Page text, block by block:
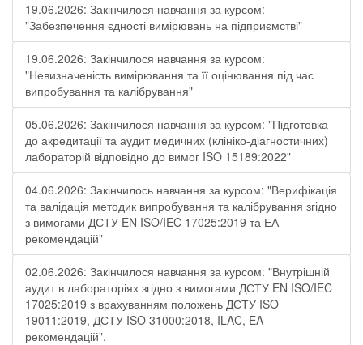
19.06.2026: Закінчилося навчання за курсом:
"Забезпечення єдності вимірювань на підприємстві"
19.06.2026: Закінчилося навчання за курсом:
"Невизначеність вимірювання та її оцінювання під час
випробування та калібрування"
05.06.2026: Закінчилося навчання за курсом: "Підготовка
до акредитації та аудит медичних (клініко-діагностичних)
лабораторій відповідно до вимог ISO 15189:2022"
04.06.2026: Закінчилось навчання за курсом: "Верифікація
та валідація методик випробування та калібрування згідно
з вимогами ДСТУ EN ISO/IEC 17025:2019 та ЕА-
рекомендацій"
02.06.2026: Закінчилося навчання за курсом: "Внутрішній
аудит в лабораторіях згідно з вимогами ДСТУ EN ISO/IEC
17025:2019 з врахуванням положень ДСТУ ISO
19011:2019, ДСТУ ISO 31000:2018, ILAC, EA -
рекомендацій".